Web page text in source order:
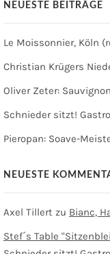
NEUESTE BEITRÄGE
Le Moissonnier, Köln
Christian Krügers
Oliver Zeter:
Schnieder sitzt!
Pieropan: Soave-
NEUESTE
Axel Tillert zu Bianc,
Stef´s Table